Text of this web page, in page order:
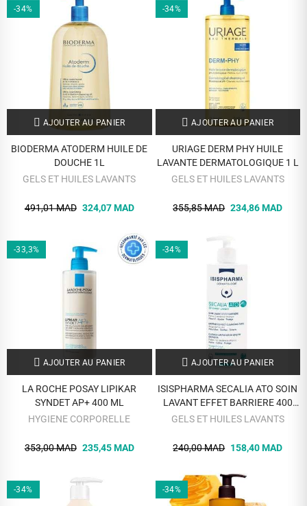
-34%
AJOUTER AU PANIER
BIODERMA ATODERM HUILE DE
DOUCHE 1L
GELS ET HUILES LAVANTS
491,01 MAD 324,07 MAD
-34%
AJOUTER AU PANIER
URIAGE DERM PHY HUILE
LAVANTE DERMATOLOGIQUE 1 L
GELS ET HUILES LAVANTS
355,85 MAD 234,86 MAD
-33,3%
AJOUTER AU PANIER
LA ROCHE POSAY LIPIKAR
SYNDET AP+ 400 ML
HYGIENE CORPORELLE
353,00 MAD 235,45 MAD
-34%
AJOUTER AU PANIER
ISISPHARMA SECALIA ATO SOIN
LAVANT EFFET BARRIERE 400
ML
GELS ET HUILES LAVANTS
240,00 MAD 158,40 MAD
-34% -34%